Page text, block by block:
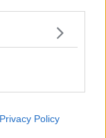
Privacy Policy